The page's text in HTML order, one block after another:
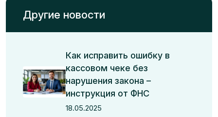
Другие новости
Как исправить ошибку в
кассовом чеке без
нарушения закона –
инструкция от ФНС
18.05.2025